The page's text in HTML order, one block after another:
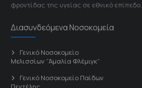
φροντίδας της υγείας σε εθνικό επίπεδο.
Διασυνδεόμενα Νοσοκομεία
Γενικό Νοσοκομείο
Μελισσίων “Άμαλία Φλέμιγκ”
Γενικό Νοσοκομείο Παίδων